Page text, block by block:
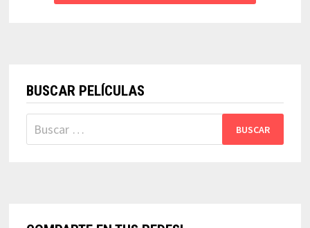
BUSCAR PELÍCULAS
Buscar: